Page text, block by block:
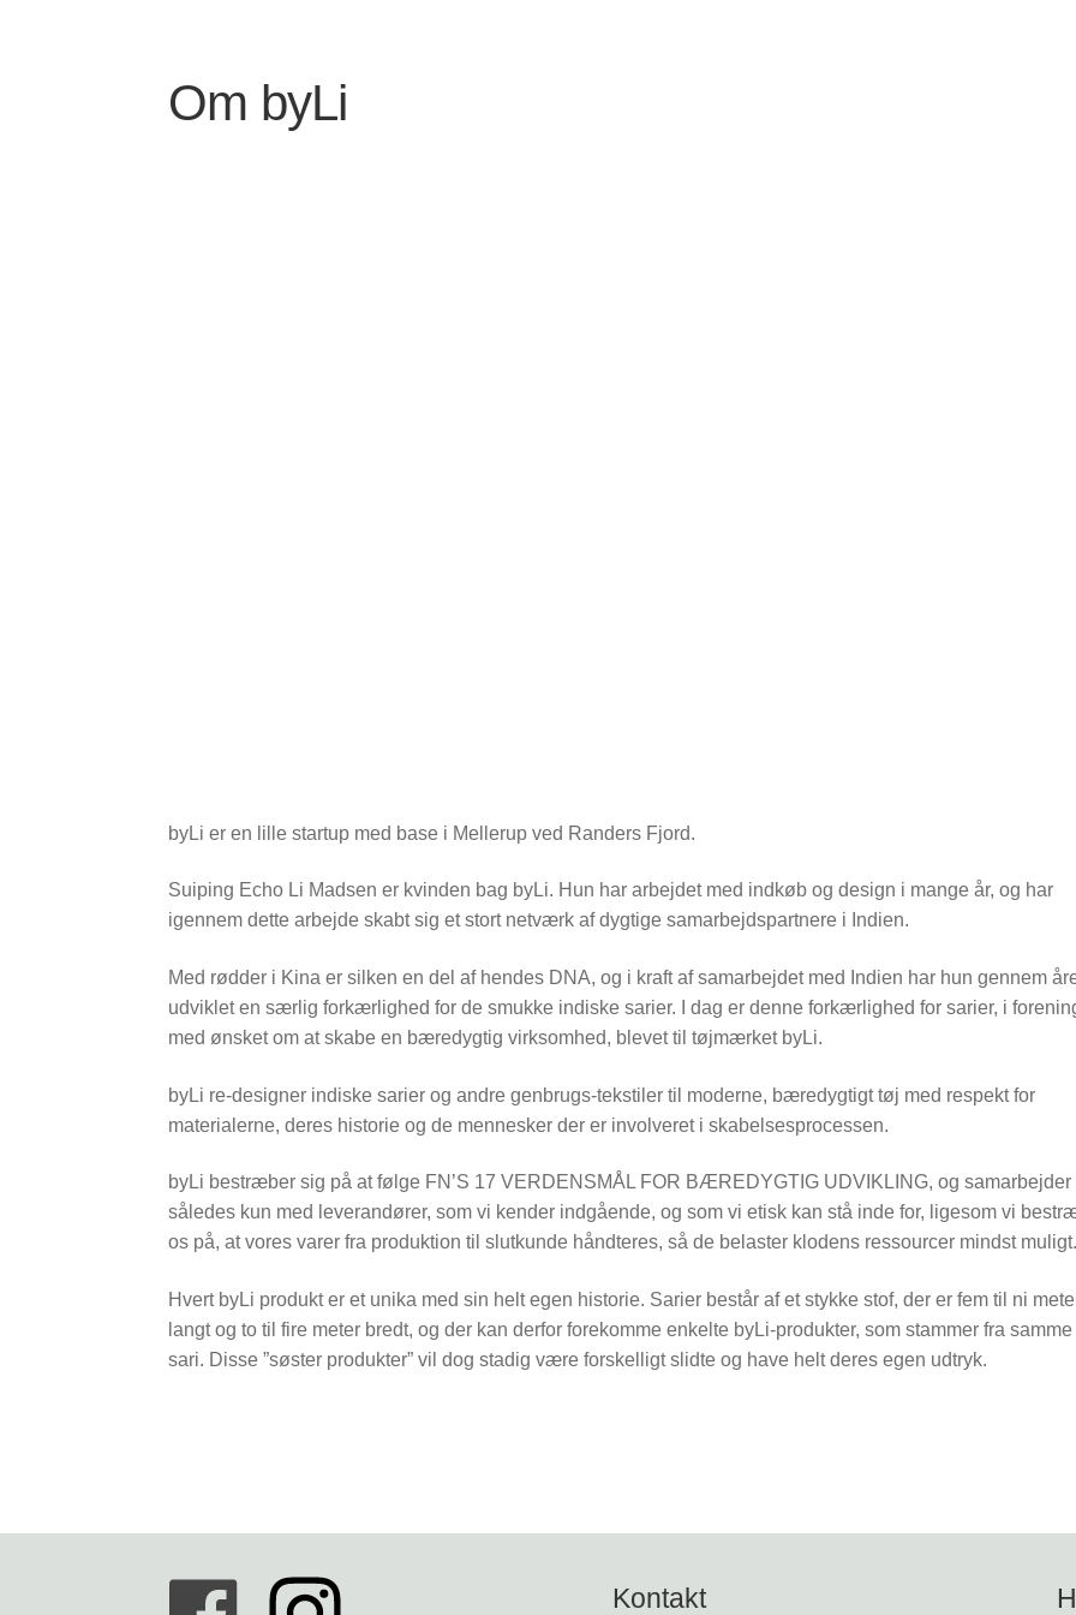
Om byLi
byLi er en lille startup med base i Mellerup ved Randers Fjord.
Suiping Echo Li Madsen er kvinden bag byLi. Hun har arbejdet med indkøb og design i mange år, og har
igennem dette arbejde skabt sig et stort netværk af dygtige samarbejdspartnere i Indien.
Med rødder i Kina er silken en del af hendes DNA, og i kraft af samarbejdet med Indien har hun gennem
udviklet en særlig forkærlighed for de smukke indiske sarier. I dag er denne forkærlighed for sarier, i
med ønsket om at skabe en bæredygtig virksomhed, blevet til tøjmærket byLi.
byLi re-designer indiske sarier og andre genbrugs-tekstiler til moderne, bæredygtigt tøj med respekt for
materialerne, deres historie og de mennesker der er involveret i skabelsesprocessen.
byLi bestræber sig på at følge FN’S 17 VERDENSMÅL FOR BÆREDYGTIG UDVIKLING, og samarbejder
således kun med leverandører, som vi kender indgående, og som vi etisk kan stå inde for, ligesom vi
os på, at vores varer fra produktion til slutkunde håndteres, så de belaster klodens ressourcer mindst muligt.
Hvert byLi produkt er et unika med sin helt egen historie. Sarier består af et stykke stof, der er fem til ni
langt og to til fire meter bredt, og der kan derfor forekomme enkelte byLi-produkter, som stammer fra samme
sari. Disse ”søster produkter” vil dog stadig være forskelligt slidte og have helt deres egen udtryk.
Kontakt